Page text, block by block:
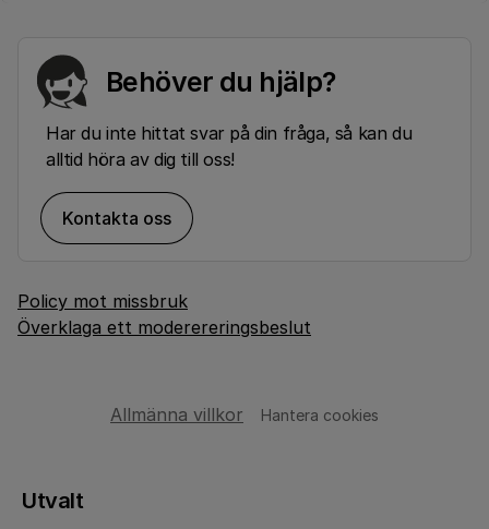
Behöver du hjälp?
Har du inte hittat svar på din fråga, så kan du
alltid höra av dig till oss!
Kontakta oss
Policy mot missbruk
Överklaga ett moderereringsbeslut
Allmänna villkor Hantera cookies
Utvalt